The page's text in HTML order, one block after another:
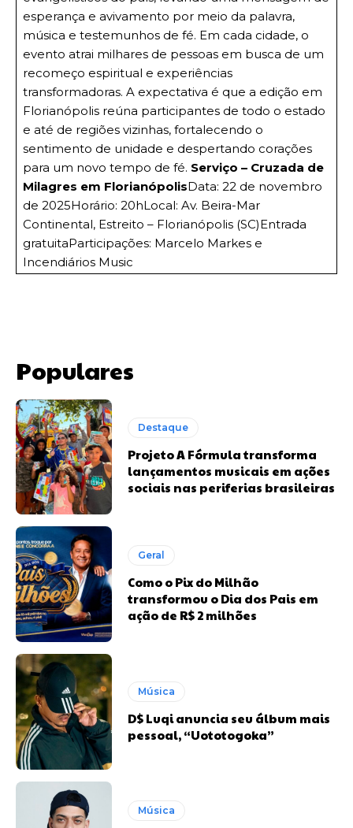
esperança e avivamento por meio da palavra,
música e testemunhos de fé. Em cada cidade, o
evento atrai milhares de pessoas em busca de um
recomeço espiritual e experiências
transformadoras. A expectativa é que a edição em
Florianópolis reúna participantes de todo o estado
e até de regiões vizinhas, fortalecendo o
sentimento de unidade e despertando corações
para um novo tempo de fé. Serviço – Cruzada de
Milagres em FlorianópolisData: 22 de novembro
de 2025Horário: 20hLocal: Av. Beira-Mar
Continental, Estreito – Florianópolis (SC)Entrada
gratuitaParticipações: Marcelo Markes e
Incendiários Music
Populares
Destaque
Projeto A Fórmula transforma
lançamentos musicais em ações
sociais nas periferias brasileiras
Geral
Como o Pix do Milhão
transformou o Dia dos Pais em
ação de R$ 2 milhões
Música
D$ Luqi anuncia seu álbum mais
pessoal, “Uototogoka”
Música